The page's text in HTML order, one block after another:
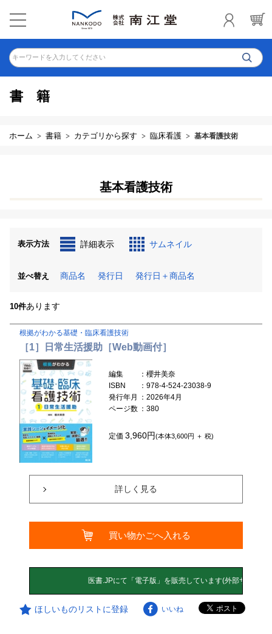
キーワードを入力してください
書籍
ホーム 書籍 カテゴリから探す 臨床看護 基本看護技術
基本看護技術
表示方法 詳細表示 サムネイル
並べ替え 商品名 発行日 発行日＋商品名
10件あります
根拠がわかる基礎・臨床看護技術
［1］日常生活援助［Web動画付］
編集
：櫻井美奈
ISBN
：978-4-524-23038-9
発行年月
：2026年4月
ページ数 ：380
定価3,960円(本体3,600円 ＋ 税)
詳しく見る
買い物かごへ入れる
ほしいものリストに登録 いいね